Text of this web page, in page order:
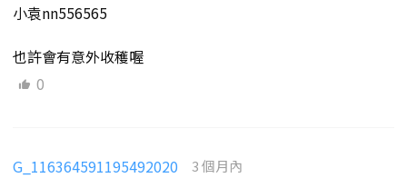
小袁nn556565
也許會有意外收穫喔
0
G_116364591195492020 3 個月內